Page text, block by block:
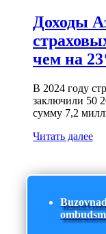
Доходы
чем на
В 2024 году
заключили 50
сумму 7,2
Читать далее